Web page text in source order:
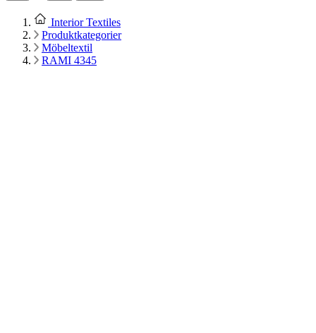
Interior Textiles
Produktkategorier
Möbeltextil
RAMI 4345